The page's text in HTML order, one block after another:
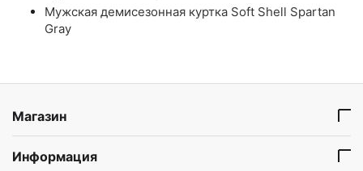
Мужская демисезонная куртка Soft Shell Spartan
Gray
Магазин
Информация